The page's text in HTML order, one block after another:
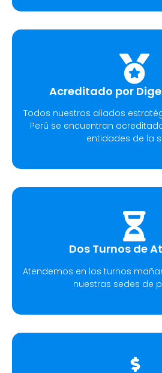
Acreditado por
Todos nuestros aliados
Perú se encuentran
entidades de la
Dos Turnos de
Atendemos en los turnos
nuestras sedes de